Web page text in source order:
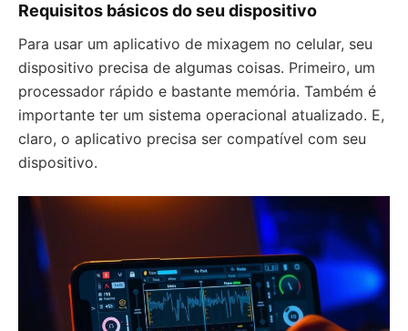
Requisitos básicos do seu dispositivo
Para usar um aplicativo de mixagem no celular, seu
dispositivo precisa de algumas coisas. Primeiro, um
processador rápido e bastante memória. Também é
importante ter um sistema operacional atualizado. E,
claro, o aplicativo precisa ser compatível com seu
dispositivo.